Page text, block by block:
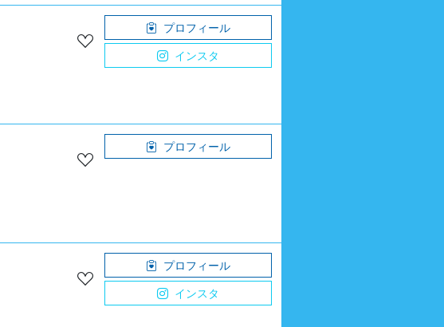
プロフィール
インスタ
プロフィール
プロフィール
インスタ